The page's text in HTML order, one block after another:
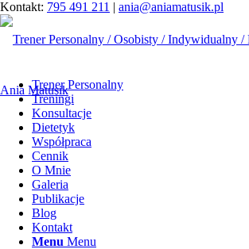
Kontakt: 795 491 211 | ania@aniamatusik.pl
Trener Personalny
Treningi
Konsultacje
Dietetyk
Współpraca
Cennik
O Mnie
Galeria
Publikacje
Blog
Kontakt
Menu Menu